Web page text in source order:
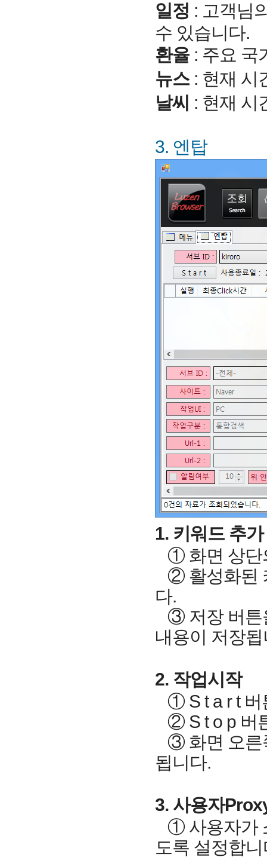
일정 : 고객님
수 있습니다.
환율 : 주요 국
뉴스: 현재 시
날씨 : 현재 시
3. 엔탑
1. 키워드 추가
① 화면 상단
② 활성화된
다.
③ 저장 버튼
내용이 저장
2. 작업시작
① S t a r t 버
② S t o p 버
③ 화면 오른
됩니다.
3. 사용자
① 사용자가
도록 설정합니